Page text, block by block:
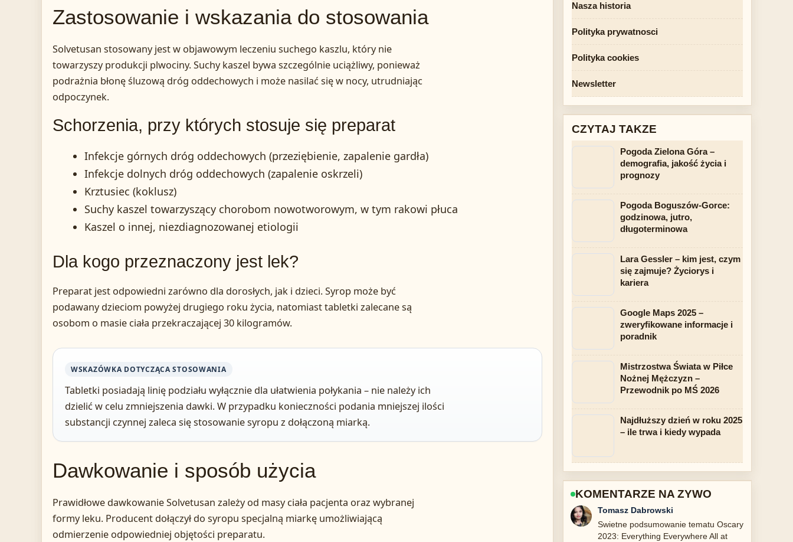
Zastosowanie i wskazania do stosowania
Solvetusan stosowany jest w objawowym leczeniu suchego kaszlu, który nie
towarzyszy produkcji plwociny. Suchy kaszel bywa szczególnie uciążliwy, ponieważ
podrażnia błonę śluzową dróg oddechowych i może nasilać się w nocy, utrudniając
odpoczynek.
Schorzenia, przy których stosuje się preparat
Infekcje górnych dróg oddechowych (przeziębienie, zapalenie gardła)
Infekcje dolnych dróg oddechowych (zapalenie oskrzeli)
Krztusiec (koklusz)
Suchy kaszel towarzyszący chorobom nowotworowym, w tym rakowi płuca
Kaszel o innej, niezdiagnozowanej etiologii
Dla kogo przeznaczony jest lek?
Preparat jest odpowiedni zarówno dla dorosłych, jak i dzieci. Syrop może być
podawany dzieciom powyżej drugiego roku życia, natomiast tabletki zalecane są
osobom o masie ciała przekraczającej 30 kilogramów.
WSKAZÓWKA DOTYCZĄCA STOSOWANIA
Tabletki posiadają linię podziału wyłącznie dla ułatwienia połykania – nie należy ich
dzielić w celu zmniejszenia dawki. W przypadku konieczności podania mniejszej ilości
substancji czynnej zaleca się stosowanie syropu z dołączoną miarką.
Dawkowanie i sposób użycia
Prawidłowe dawkowanie Solvetusan zależy od masy ciała pacjenta oraz wybranej
formy leku. Producent dołączył do syropu specjalną miarkę umożliwiającą
odmierzenie odpowiedniej objętości preparatu.
Nasza historia
Polityka prywatnosci
Polityka cookies
Newsletter
CZYTAJ TAKZE
Pogoda Zielona Góra –
demografia, jakość życia i
prognozy
Pogoda Boguszów-Gorce:
godzinowa, jutro,
długoterminowa
Lara Gessler – kim jest, czym
się zajmuje? Życiorys i
kariera
Google Maps 2025 –
zweryfikowane informacje i
poradnik
Mistrzostwa Świata w Piłce
Nożnej Mężczyzn –
Przewodnik po MŚ 2026
Najdłuższy dzień w roku 2025
– ile trwa i kiedy wypada
KOMENTARZE NA ZYWO
Anna Kowalska
Sledze Mammografia – przygotowanie,
wiek i porównanie z... na biezaco i